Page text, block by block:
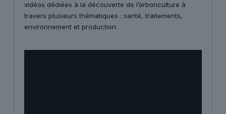
vidéos dédiées à la découverte de l’arboriculture à
travers plusieurs thématiques : santé, traitements,
environnement et production.